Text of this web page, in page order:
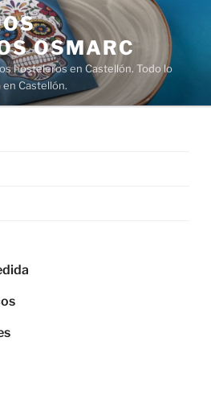
OSMARC
hosteleros en Castellón. Todo lo
Castellón.